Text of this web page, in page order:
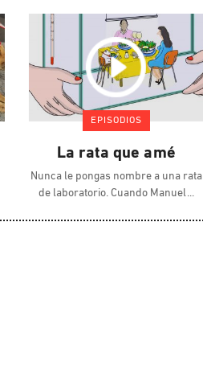
EPISODIOS
La rata que amé
Nunca le pongas nombre a una rata
de laboratorio. Cuando Manuel